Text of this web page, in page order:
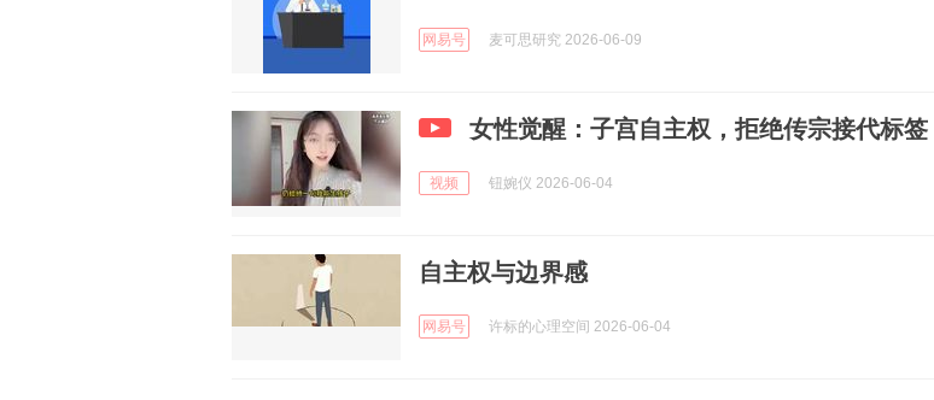
网易号 麦可思研究 2026-06-09
女性觉醒：子宫自主权，拒绝传宗接代标签
视频 钮婉仪 2026-06-04
自主权与边界感
网易号 许标的心理空间 2026-06-04